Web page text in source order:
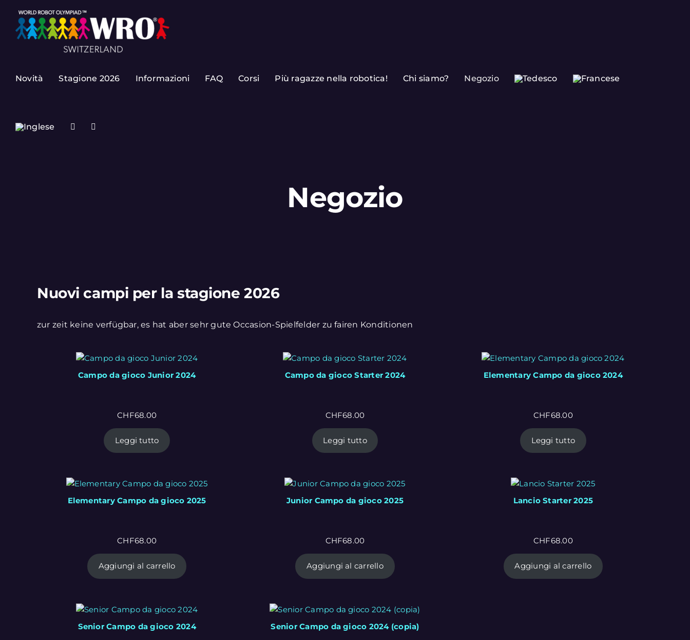
content
Novità Stagione 2026 Informazioni FAQ Corsi Più ragazze nella robotica! Chi siamo? Negozio
Negozio
Nuovi campi per la stagione 2026
zur zeit keine verfügbar, es hat aber sehr gute Occasion-Spielfelder zu fairen Konditionen
Campo da gioco Junior 2024
CHF68.00
Leggi tutto
Campo da gioco Starter 2024
CHF68.00
Leggi tutto
Elementary Campo da gioco 2024
CHF68.00
Leggi tutto
Elementary Campo da gioco 2025
CHF68.00
Aggiungi al carrello
Junior Campo da gioco 2025
CHF68.00
Aggiungi al carrello
Lancio Starter 2025
CHF68.00
Aggiungi al carrello
Senior Campo da gioco 2024 Senior Campo da gioco 2024 (copia)